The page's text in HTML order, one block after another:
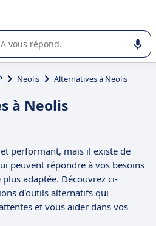
l'utilisation ou la sélection de
Neolis Alternatives à Neolis
à Neolis
performant, mais il existe de
peuvent répondre à vos besoins
adaptée. Découvrez ci-
d'outils alternatifs qui
et vous aider dans vos